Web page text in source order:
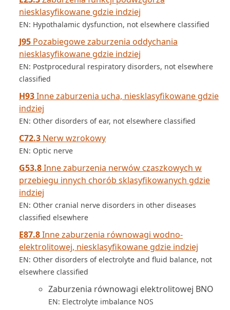
niesklasyfikowane gdzie indziej
EN: Hypothalamic dysfunction, not elsewhere classified
J95 Pozabiegowe zaburzenia oddychania
niesklasyfikowane gdzie indziej
EN: Postprocedural respiratory disorders, not elsewhere
classified
H93Inne zaburzenia ucha, niesklasyfikowane gdzie
indziej
EN: Other disorders of ear, not elsewhere classified
C72.3 Nerw wzrokowy
EN: Optic nerve
G53.8Inne zaburzenia nerwów czaszkowych w
przebiegu innych chorób sklasyfikowanych gdzie
indziej
EN: Other cranial nerve disorders in other diseases
classified elsewhere
E87.8Inne zaburzenia równowagi wodno-
elektrolitowej, niesklasyfikowane gdzie indziej
EN: Other disorders of electrolyte and fluid balance, not
elsewhere classified
Zaburzenia równowagi elektrolitowej BNO
EN: Electrolyte imbalance NOS